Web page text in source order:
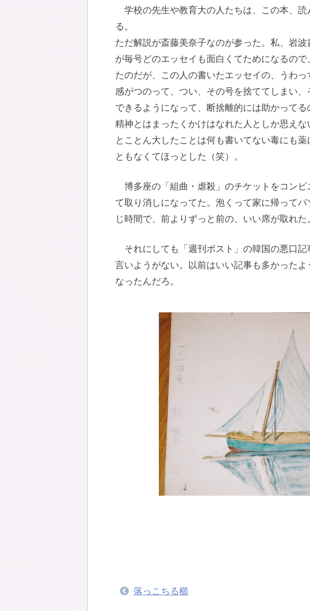
学校の先生や教育大の人たちは、この本、
る。
ただ解説が斎藤美奈子なのが参った。私、岩波
が毎号どのエッセイも面白くてためになるの
たのだが、この人の書いたエッセイの、うわ
感がつのって、つい、その号を捨ててしまい
できるようになって、断捨離的には助かって
精神とはまったくかけはなれた人としか思えな
とことん大したことは何も書いてない毒にも
ともなくてほっとした（笑）。
博多座の「組曲・虐殺」のチケットをコン
て取り消しになってた。泡くって家に帰って
じ時間で、前よりずっと前の、いい席が取れた
それにしても「週刊ポスト」の韓国の悪口
言いようがない。以前はいい記事も多かった
なったんだろ。
落っこちる櫛